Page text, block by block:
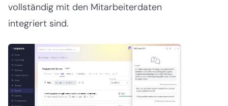
vollständig mit den Mitarbeiterdaten
integriert sind.